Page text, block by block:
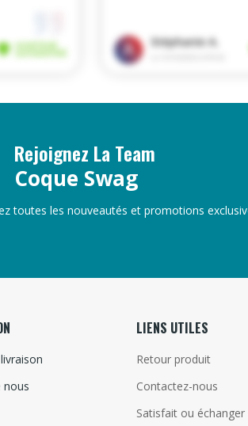
Rejoignez La Team
Coque Swag
toutes les nouveautés et promotions
nous
LIENS UTILES
Retour produit
Contactez-nous
Satisfait ou échanger